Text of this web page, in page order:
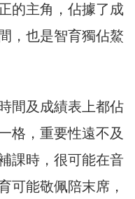
的主角，佔據了成
，也是智育獨佔鰲
間及成績表上都佔
格，重要性遠不及
課時，很可能在音
可能敬佩陪末席，